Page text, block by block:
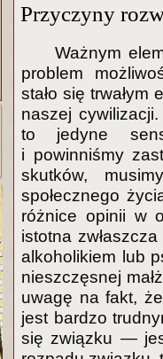
Przyczyny
Ważnym
problem
stało się
naszej
to jedyne
i powinniśmy
skutków,
społecznego
różnice opinii w
istotna
alkoholikiem lub
nieszczęsnej
uwagę na fakt,
jest bardzo
się związku —